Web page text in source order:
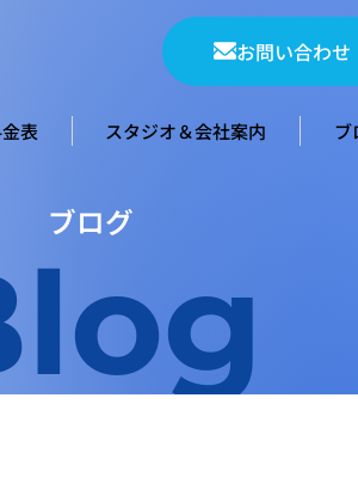
お問い合わせ
表 スタジオ＆会社案内 ブ
ブログ